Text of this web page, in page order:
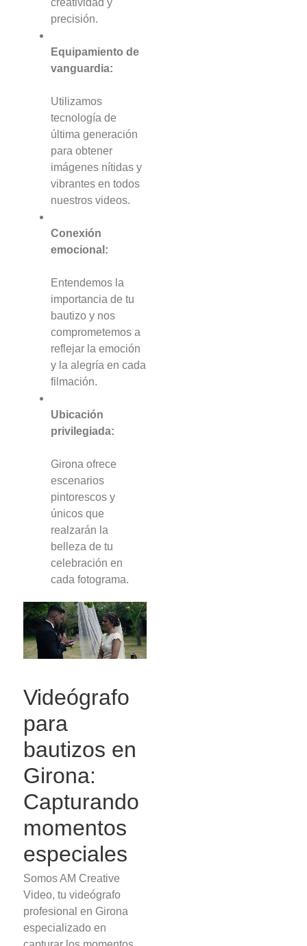
creatividad y
precisión.
Equipamiento de
vanguardia:
Utilizamos
tecnología de
última generación
para obtener
imágenes nítidas y
vibrantes en todos
nuestros videos.
Conexión
emocional:
Entendemos la
importancia de tu
bautizo y nos
comprometemos a
reflejar la emoción
y la alegría en cada
filmación.
Ubicación
privilegiada:
Girona ofrece
escenarios
pintorescos y
únicos que
realzarán la
belleza de tu
celebración en
cada fotograma.
Videógrafo
para
bautizos en
Girona:
Capturando
momentos
especiales
Somos AM Creative
Video, tu videógrafo
profesional en Girona
especializado en